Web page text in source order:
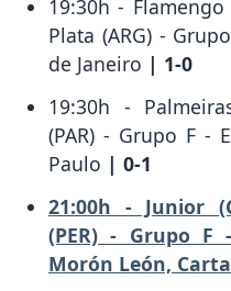
19:30h - Flamengo
Plata (ARG) -
de Janeiro | 1-0
19:30h -
(PAR) - Grupo F -
Paulo | 0-1
21:00h - Junior
(PER) - Grupo F
Morón León,